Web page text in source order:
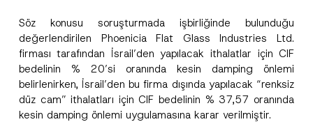
Söz konusu soruşturmada işbirliğinde bulunduğu
değerlendirilen Phoenicia Flat Glass Industries Ltd.
firması tarafından İsrail’den yapılacak ithalatlar için CIF
bedelinin % 20’si oranında kesin damping önlemi
belirlenirken, İsrail’den bu firma dışında yapılacak “renksiz
düz cam” ithalatları için CIF bedelinin % 37,57 oranında
kesin damping önlemi uygulamasına karar verilmiştir.